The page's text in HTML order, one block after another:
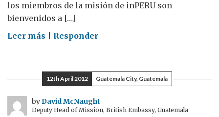
los miembros de la misión de inPERU son
bienvenidos a […]
Leer más on
inPERU
a
Londres:
El
Responder
12th April 2012 Guatemala City, Guatemala
byDavid McNaught
Deputy Head of Mission, British Embassy, Guatemala